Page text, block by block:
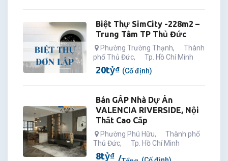
Biệt Thự SimCity -228m2 –
Trung Tâm TP Thủ Đức
Phường Trường Thạnh,
Thành
phố Thủ Đức, Tp. Hồ Chí Minh
20tỷ₫ (Cố định)
Bán GẤP Nhà Dự Án
VALENCIA RIVERSIDE, Nội
Thất Cao Cấp
Phường Phú Hữu,
Thành phố
Thủ Đức, Tp. Hồ Chí Minh
8tỷ₫